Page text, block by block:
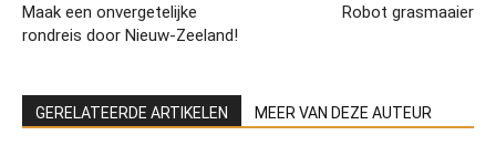
Maak een onvergetelijke
rondreis door Nieuw-Zeeland!
Robot grasmaaier
GERELATEERDE ARTIKELEN MEER VAN DEZE AUTEUR